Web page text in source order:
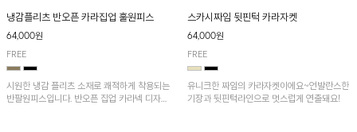
냉감플리츠 반오픈 카라집업 훌원피스
64,000원
FREE
시원한 냉감 플리츠 소재로 쾌적하게 착용되는
반팔원피스입니다. 반오픈 집업 카라넥 디자인
스카시짜임 뒷핀턱 카라자켓
64,000원
FREE
유니크한 짜임의 카라자켓이에요~언발란스한
기장과 뒷핀턱라인으로 멋스럽게 연출돼요!